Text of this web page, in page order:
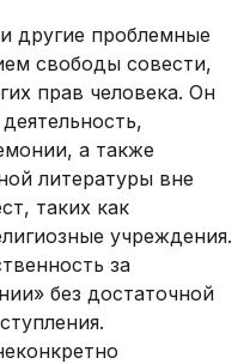
другие проблемные
свободы совести,
прав человека. Он
а также
литературы вне
таких как
учреждения.
за
без достаточной